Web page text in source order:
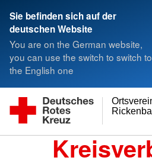
Sie befinden sich auf der
deutschen Website
You are on the German website,
you can use the switch to switch to
the English one